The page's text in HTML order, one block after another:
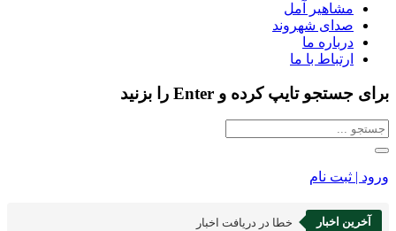
مشاهیر آمل
صدای شهروند
درباره ما
ارتباط با ما
برای جستجو تایپ کرده و Enter را بزنید
ورود | ثبت نام
آخرین اخبار خطا در دریافت اخبار